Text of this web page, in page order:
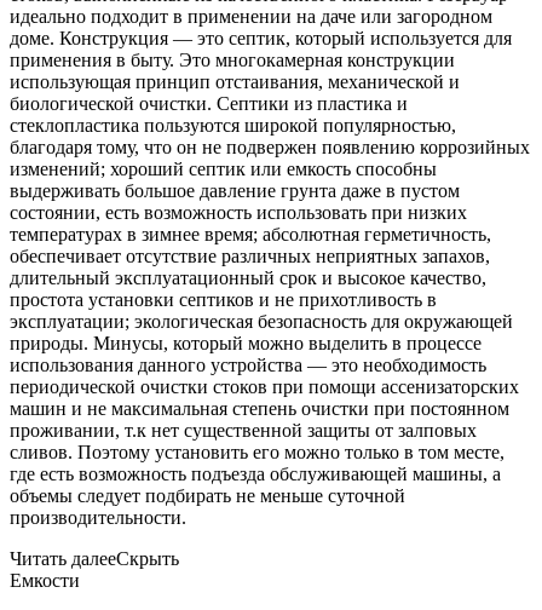
идеально подходит в применении на даче или загородном
доме. Конструкция — это септик, который используется для
применения в быту. Это многокамерная конструкции
использующая принцип отстаивания, механической и
биологической очистки. Септики из пластика и
стеклопластика пользуются широкой популярностью,
благодаря тому, что он не подвержен появлению коррозийных
изменений; хороший септик или емкость способны
выдерживать большое давление грунта даже в пустом
состоянии, есть возможность использовать при низких
температурах в зимнее время; абсолютная герметичность,
обеспечивает отсутствие различных неприятных запахов,
длительный эксплуатационный срок и высокое качество,
простота установки септиков и не прихотливость в
эксплуатации; экологическая безопасность для окружающей
природы. Минусы, который можно выделить в процессе
использования данного устройства — это необходимость
периодической очистки стоков при помощи ассенизаторских
машин и не максимальная степень очистки при постоянном
проживании, т.к нет существенной защиты от залповых
сливов. Поэтому установить его можно только в том месте,
где есть возможность подъезда обслуживающей машины, а
объемы следует подбирать не меньше суточной
производительности.
Читать далееСкрыть
Емкости